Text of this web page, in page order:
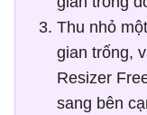
Thu nhỏ
gian trống,
Resizer
sang bên